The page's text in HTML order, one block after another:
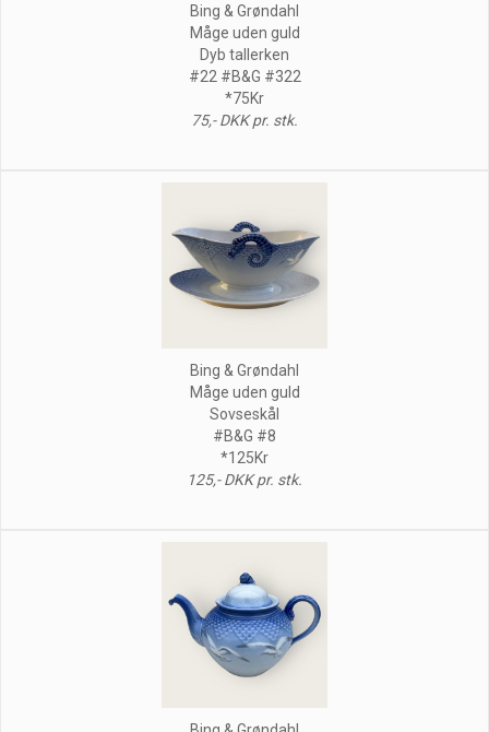
Bing & Grøndahl
Måge uden guld
Dyb tallerken
#22 #B&G #322
*75Kr
75,- DKK pr. stk.
Bing & Grøndahl
Måge uden guld
Sovseskål
#B&G #8
*125Kr
125,- DKK pr. stk.